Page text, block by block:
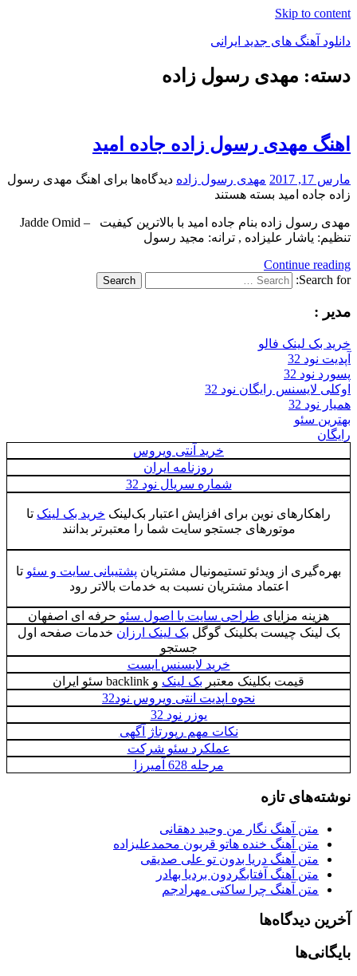
Skip to content
دانلود آهنگ های جدید ایرانی
دانلود
دسته: مهدی رسول زاده
اهنگ مهدی رسول زاده جاده امید
مارس 17, 2017 مهدی رسول زاده دیدگاه‌ها برای اهنگ مهدی رسول
زاده جاده امید بسته هستند
مهدی رسول زاده بنام جاده امید با بالاترین کیفیت – Jadde Omid
تنظیم: یاشار علیزاده , ترانه: مجید رسول
Continue reading
Search for:
Search
مدیر :
خرید بک لینک فالو
آپدیت نود 32
پسورد نود 32
اوکلی لایسنس رایگان نود 32
همیار نود 32
بهترین سئو
رایگان
خرید آنتی ویروس
روزنامه ایران
شماره سریال نود 32
راهکارهای نوین برای ‌افزایش اعتبار بک‌لینک خرید بک لینک تا
موتورهای جستجو سایت شما را معتبرتر بدانند
بهره‌گیری از ویدئو تستیمونیال مشتریان پشتیبانی سایت و سئو تا
اعتماد مشتریان نسبت به خدمات بالاتر رود
هزینه مزایای طراحی سایت با اصول سئو حرفه ای اصفهان
بک لینک چیست بکلینک گوگل بک لینک ارزان خدمات صفحه اول
جستجو
خرید لایسنس ایست
قیمت بکلینک معتبر بک لینک و backlink سئو ایران
نحوه اپدیت انتی ویروس نود32
یوزر نود 32
نکات مهم رپورتاژ آگهی
عملکرد سئو شرکت
مرحله 628 آمیرزا
نوشته‌های تازه
متن آهنگ نگار من وحید دهقانی
متن آهنگ خنده هاتو قربون محمدعلیزاده
متن آهنگ دریا بدون تو علی صدیقی
متن آهنگ آفتابگردون بردیا بهادر
متن آهنگ چرا ساکتی مهرادجم
آخرین دیدگاه‌ها
بایگانی‌ها